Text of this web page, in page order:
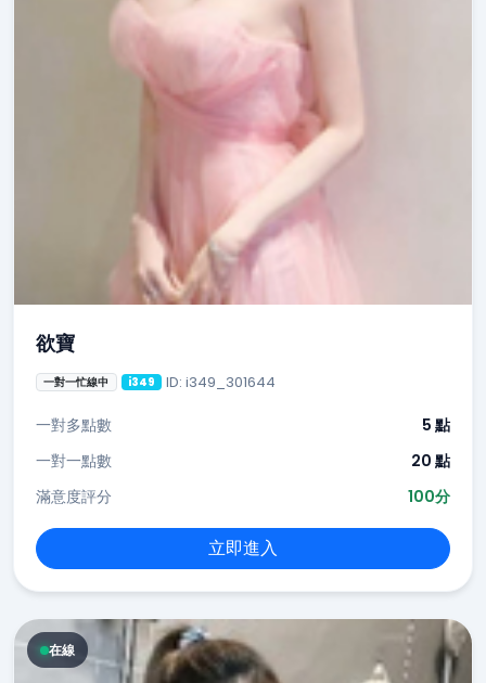
欲寶
一對一忙線中 i349 ID: i349_301644
一對多點數
5 點
一對一點數
20 點
滿意度評分
100分
立即進入
在線